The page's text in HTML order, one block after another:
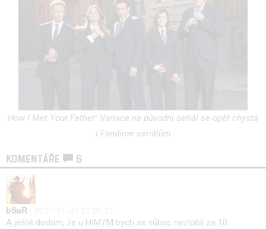
How I Met Your Father: Variace na původní seriál se opět chystá
| Fandíme seriálům
KOMENTÁŘE 6
bSaR
A ještě dodám, že u HIMYM bych se vůbec nezlobil za 10.